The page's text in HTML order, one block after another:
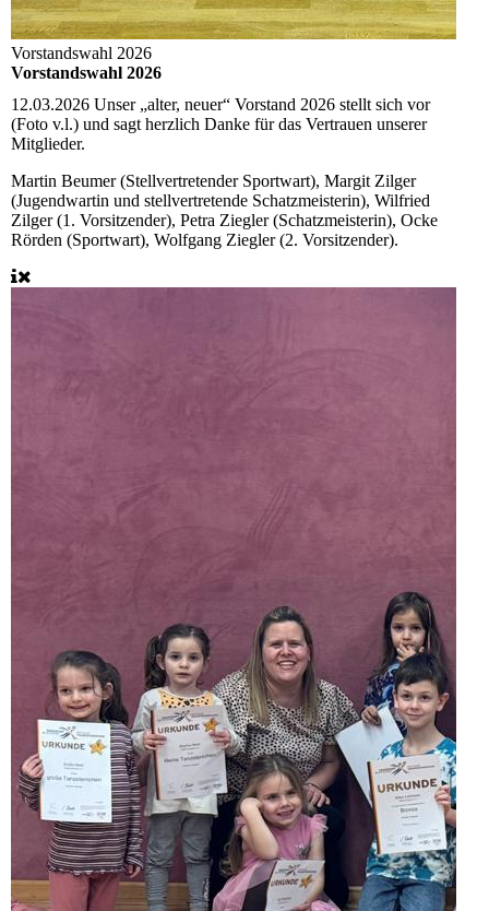
Vorstandswahl 2026
Vorstandswahl 2026
12.03.2026 Unser „alter, neuer“ Vorstand 2026 stellt sich vor
(Foto v.l.) und sagt herzlich Danke für das Vertrauen unserer
Mitglieder.
Martin Beumer (Stellvertretender Sportwart), Margit Zilger
(Jugendwartin und stellvertretende Schatzmeisterin), Wilfried
Zilger (1. Vorsitzender), Petra Ziegler (Schatzmeisterin), Ocke
Rörden (Sportwart), Wolfgang Ziegler (2. Vorsitzender).